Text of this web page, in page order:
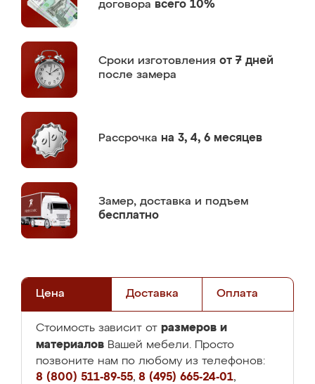
договора всего 10%
Сроки изготовления от 7 дней
после замера
Рассрочка на 3, 4, 6 месяцев
Замер, доставка и подъем
бесплатно
Цена Доставка Оплата
Стоимость зависит от размеров и
материалов Вашей мебели. Просто
позвоните нам по любому из телефонов:
8 (800) 511-89-55, 8 (495) 665-24-01,